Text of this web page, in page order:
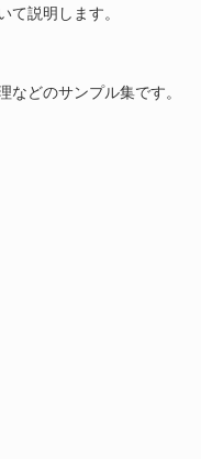
て説明します。
などのサンプル集です。